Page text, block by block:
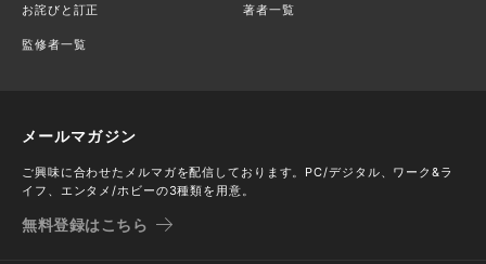
お詫びと訂正 著者一覧
監修者一覧
メールマガジン
ご興味に合わせたメルマガを配信しております。PC/デジタル、ワーク&ラ
イフ、エンタメ/ホビーの3種類を用意。
無料登録はこちら